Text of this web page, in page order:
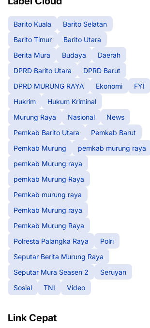
Barito Kuala
Barito Selatan
Barito Timur
Barito Utara
Berita Mura
Budaya
Daerah
DPRD Barito Utara
DPRD Barut
DPRD MURUNG RAYA
Ekonomi
FYI
Hukrim
Hukum Kriminal
Murung Raya
Nasional
News
Pemkab Barito Utara
Pemkab Barut
Pemkab Murung
pemkab murung raya
pemkab Murung raya
pemkab Murung Raya
Pemkab murung raya
Pemkab Murung raya
Pemkab Murung Raya
Polresta Palangka Raya
Polri
Seputar Berita Murung Raya
Seputar Mura Seasen 2
Seruyan
Sosial
TNI Video
Link Cepat